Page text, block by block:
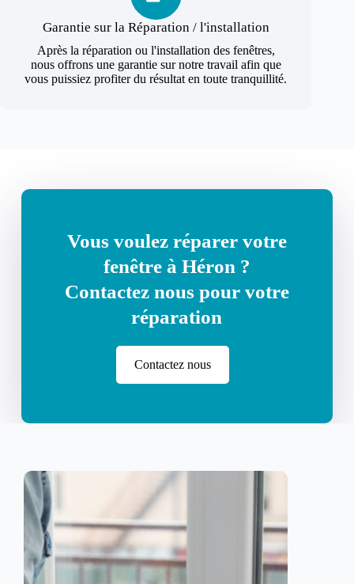
Garantie sur la Réparation / l'installation
Après la réparation ou l'installation des fenêtres,
nous offrons une garantie sur notre travail afin que
vous puissiez profiter du résultat en toute tranquillité.
Vous voulez réparer votre
fenêtre à Héron ?
Contactez nous pour votre
réparation
Contactez nous